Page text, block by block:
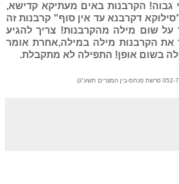
גבוה! הקרבנות באים מעתיקא קדישא,
דקרבנא עד אין סוף" קרבנות זה
על שום מילה מהקרבנות! צריך להגיע
את הקרבנות מילה במילה,אחרת אומר
בשום אופן! התפילה לא מתקבלת.
פרשת פנחס-בין המצרים תשע"ג)